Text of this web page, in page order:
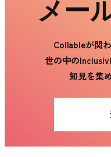
メー
Collableが関
世の中の
知見を集